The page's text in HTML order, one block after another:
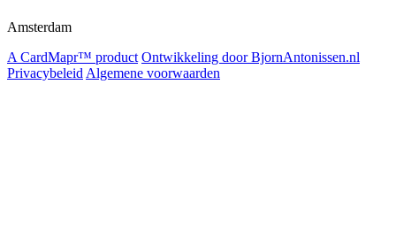
Amsterdam
A CardMapr™ product Ontwikkeling door BjornAntonissen.nl
Privacybeleid Algemene voorwaarden